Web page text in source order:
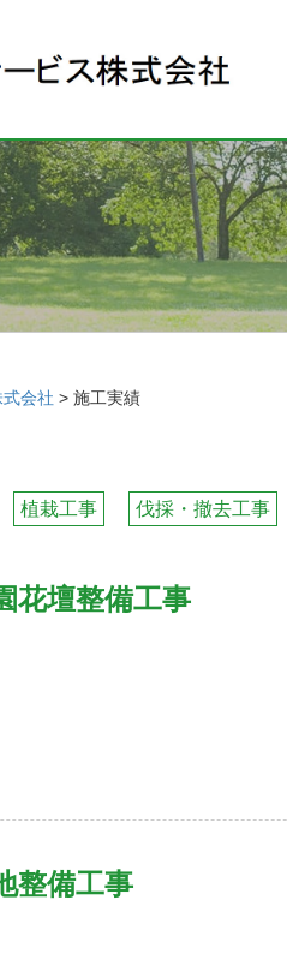
会社 > 施工実績
植栽工事 伐採・撤去工事
花壇整備工事
整備工事